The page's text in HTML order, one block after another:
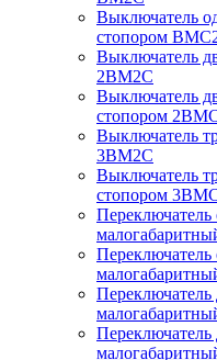
Выключатель
стопором
Выключатель
2ВМ2С
Выключатель
стопором
Выключатель
3ВМ2С
Выключатель
стопором